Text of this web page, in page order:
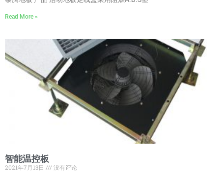
Read More »
智能温控板
2021年7月13日
没有评论